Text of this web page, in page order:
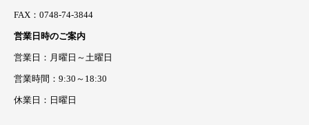
FAX：0748-74-3844
営業日時のご案内
営業日：月曜日～土曜日
営業時間：9:30～18:30
休業日：日曜日